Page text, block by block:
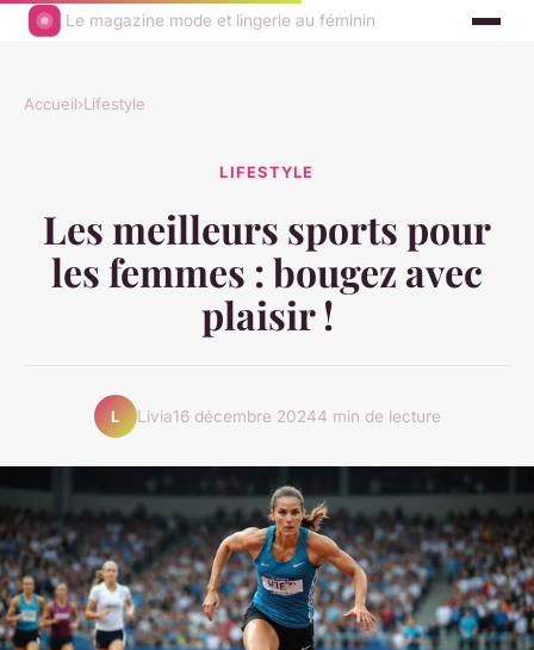
Le magazine mode et lingerie au féminin
Accueil›Lifestyle
LIFESTYLE
Les meilleurs sports pour
les femmes : bougez avec
plaisir !
L Livia16 décembre 20244 min de lecture